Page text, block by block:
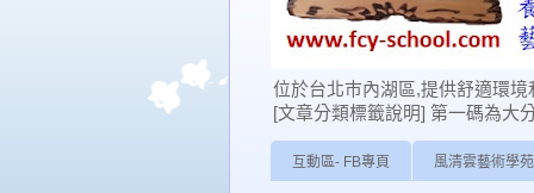
位於台北巿內湖區,提供舒適環
[文章分類標籤說明] 第一碼為大
互動區- FB專頁 風清雲藝術學